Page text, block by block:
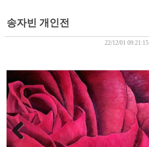
송자빈 개인전
22/12/01 09:21:15